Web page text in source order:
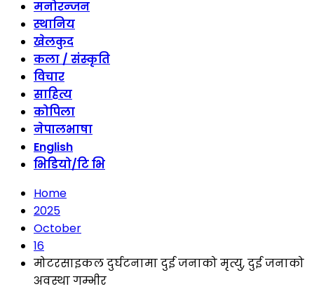
मनोरन्जन
स्थानिय
खेलकुद
कला / संस्कृति
विचार
साहित्य
कोपिला
नेपालभाषा
English
भिडियो/टि भि
Home
2025
October
16
मोटरसाइकल दुर्घटनामा दुई जनाको मृत्यु, दुई जनाको
अवस्था गम्भीर